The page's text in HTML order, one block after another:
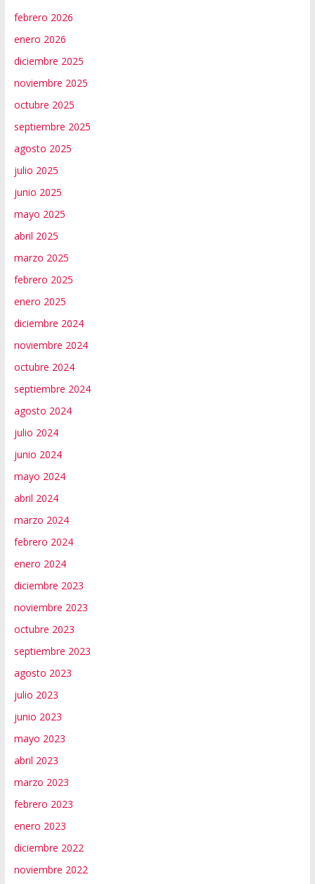
febrero 2026
enero 2026
diciembre 2025
noviembre 2025
octubre 2025
septiembre 2025
agosto 2025
julio 2025
junio 2025
mayo 2025
abril 2025
marzo 2025
febrero 2025
enero 2025
diciembre 2024
noviembre 2024
octubre 2024
septiembre 2024
agosto 2024
julio 2024
junio 2024
mayo 2024
abril 2024
marzo 2024
febrero 2024
enero 2024
diciembre 2023
noviembre 2023
octubre 2023
septiembre 2023
agosto 2023
julio 2023
junio 2023
mayo 2023
abril 2023
marzo 2023
febrero 2023
enero 2023
diciembre 2022
noviembre 2022